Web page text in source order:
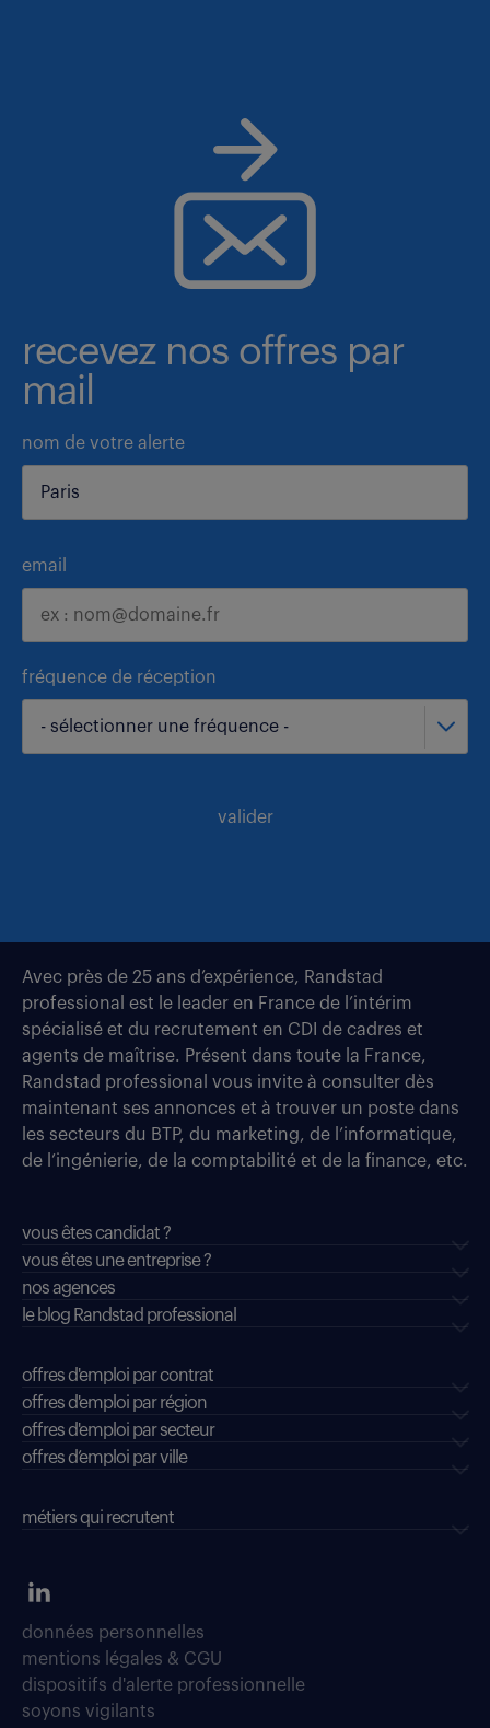
recevez nos offres par
mail
nom de votre alerte
email
fréquence de réception
- sélectionner une fréquence -
valider
Avec près de 25 ans d’expérience, Randstad
professional est le leader en France de l’intérim
spécialisé et du recrutement en CDI de cadres et
agents de maîtrise. Présent dans toute la France,
Randstad professional vous invite à consulter dès
maintenant ses annonces et à trouver un poste dans
les secteurs du BTP, du marketing, de l’informatique,
de l’ingénierie, de la comptabilité et de la finance, etc.
vous êtes candidat ?
vous êtes une entreprise ?
nos agences
le blog Randstad professional
offres d'emploi par contrat
offres d'emploi par région
offres d'emploi par secteur
offres d’emploi par ville
métiers qui recrutent
données personnelles
mentions légales & CGU
dispositifs d'alerte professionnelle
soyons vigilants